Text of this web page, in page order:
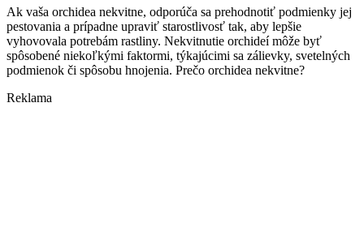
Ak vaša orchidea nekvitne, odporúča sa prehodnotiť podmienky jej
pestovania a prípadne upraviť starostlivosť tak, aby lepšie
vyhovovala potrebám rastliny. Nekvitnutie orchideí môže byť
spôsobené niekoľkými faktormi, týkajúcimi sa zálievky, svetelných
podmienok či spôsobu hnojenia. Prečo orchidea nekvitne?
Reklama